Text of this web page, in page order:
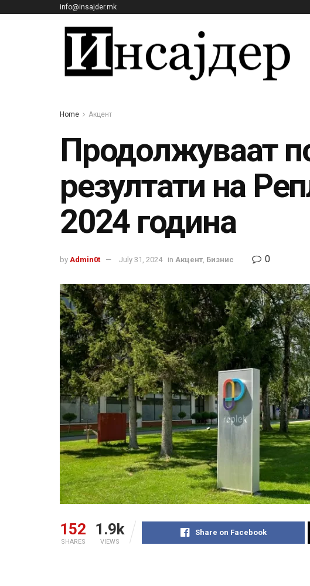
info@insajder.mk
Home Акцент
Продолжуваат
резултати на
2024 година
by Admin0t July 31, 2024 in Акцент, Бизнис 0
152
SHARES
1.9k
VIEWS
Share on Facebook